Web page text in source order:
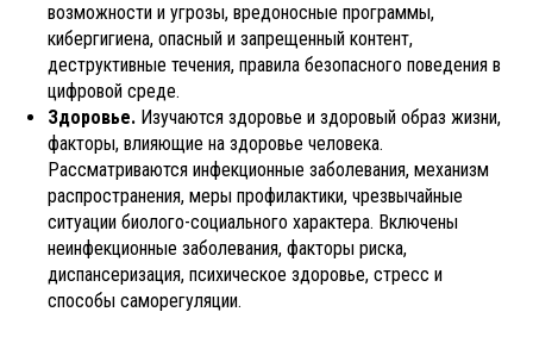
возможности и угрозы, вредоносные программы,
кибергигиена, опасный и запрещенный контент,
деструктивные течения, правила безопасного поведения в
цифровой среде.
Здоровье. Изучаются здоровье и здоровый образ жизни,
факторы, влияющие на здоровье человека.
Рассматриваются инфекционные заболевания, механизм
распространения, меры профилактики, чрезвычайные
ситуации биолого-социального характера. Включены
неинфекционные заболевания, факторы риска,
диспансеризация, психическое здоровье, стресс и
способы саморегуляции.